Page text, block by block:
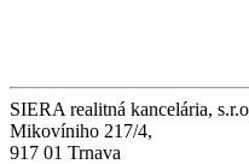
SIERA realitná kancelária,
Mikovíniho 217/4,
917 01 Trnava